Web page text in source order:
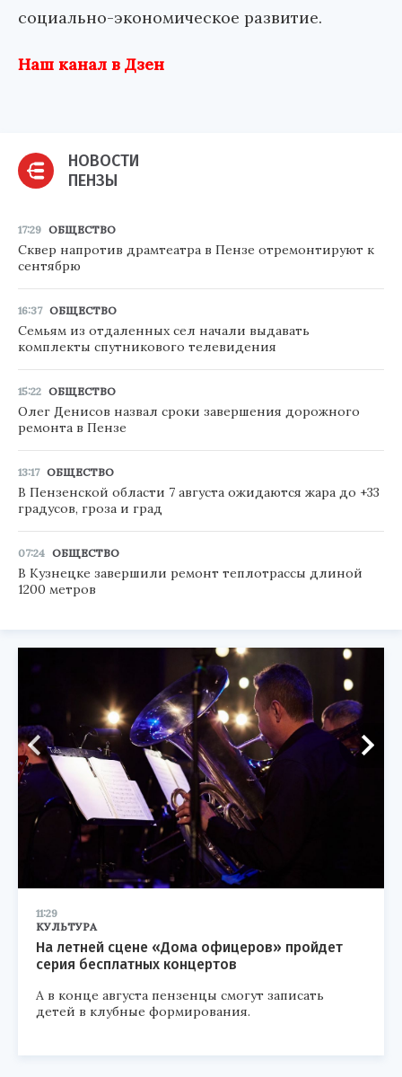
социально-экономическое развитие.
Наш канал в Дзен
НОВОСТИ
ПЕНЗЫ
17:29 ОБЩЕСТВО
Сквер напротив драмтеатра в Пензе отремонтируют к
сентябрю
16:37 ОБЩЕСТВО
Семьям из отдаленных сел начали выдавать
комплекты спутникового телевидения
15:22 ОБЩЕСТВО
Олег Денисов назвал сроки завершения дорожного
ремонта в Пензе
13:17 ОБЩЕСТВО
В Пензенской области 7 августа ожидаются жара до +33
градусов, гроза и град
07:24 ОБЩЕСТВО
В Кузнецке завершили ремонт теплотрассы длиной
1200 метров
11:29
КУЛЬТУРА
На летней сцене «Дома офицеров» пройдет
серия бесплатных концертов
А в конце августа пензенцы смогут записать
детей в клубные формирования.